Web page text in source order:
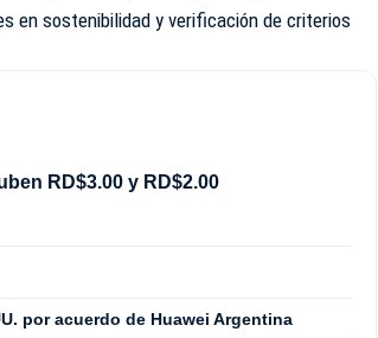
en sostenibilidad y verificación de criterios
RD$3.00 y RD$2.00
por acuerdo de Huawei Argentina